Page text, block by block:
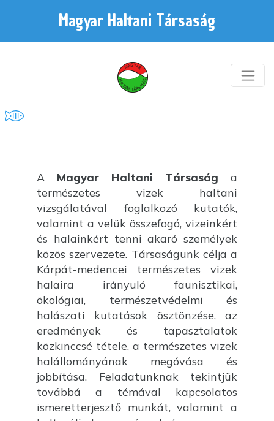
Magyar Haltani Társaság
A Magyar Haltani Társaság a
természetes vizek haltani
vizsgálatával foglalkozó kutatók,
valamint a velük összefogó, vizeinkért
és halainkért tenni akaró személyek
közös szervezete. Társaságunk célja a
Kárpát-medencei természetes vizek
halaira irányuló faunisztikai,
ökológiai, természetvédelmi és
halászati kutatások ösztönzése, az
eredmények és tapasztalatok
közkinccsé tétele, a természetes vizek
halállományának megóvása és
jobbítása. Feladatunknak tekintjük
továbbá a témával kapcsolatos
ismeretterjesztő munkát, valamint a